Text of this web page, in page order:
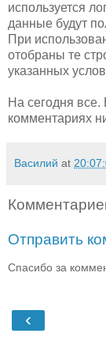
используется
данные будут
При
отобраны те
указанных
На сегодня все.
комментариях
Василий at
Отправить
Спасибо за
‹